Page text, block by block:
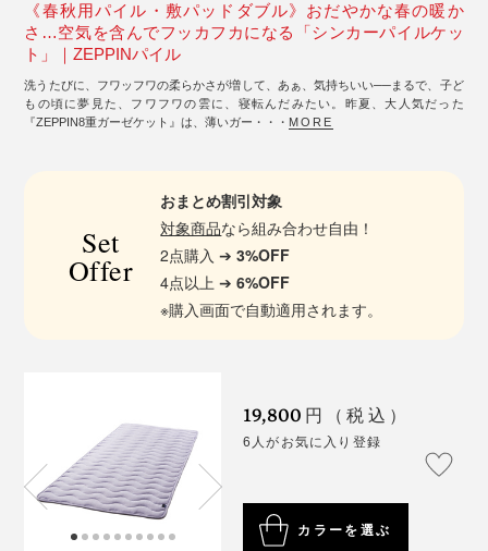
《春秋用パイル・敷パッドダブル》おだやかな春の暖か
さ…空気を含んでフッカフカになる「シンカーパイルケッ
ト」｜ZEPPINパイル
洗うたびに、フワッフワの柔らかさが増して、あぁ、気持ちいい──まるで、子ど
もの頃に夢見た、フワフワの雲に、寝転んだみたい。昨夏、大人気だった
『ZEPPIN8重ガーゼケット』は、薄いガー・・・ MORE
Set
Offer
おまとめ割引対象
対象商品なら組み合わせ自由！
2点購入 ➔3%OFF
4点以上 ➔6%OFF
※購入画面で自動適用されます。
19,800 円（税込）
6人がお気に入り登録
カラーを選ぶ